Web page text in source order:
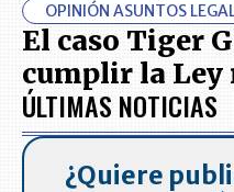
OPINIÓN ASUNTOS
El caso Tiger
cumplir la Ley
ÚLTIMAS NOTICIAS
¿Quiere